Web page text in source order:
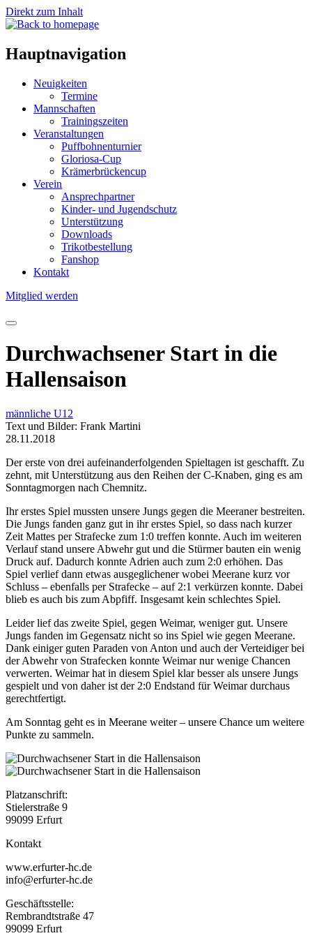
Direkt zum Inhalt
Hauptnavigation
Neuigkeiten
Termine
Mannschaften
Trainingszeiten
Veranstaltungen
Puffbohnenturnier
Gloriosa-Cup
Krämerbrückencup
Verein
Ansprechpartner
Kinder- und Jugendschutz
Unterstützung
Downloads
Trikotbestellung
Fanshop
Kontakt
Mitglied werden
Durchwachsener Start in die
Hallensaison
männliche U12
Text und Bilder: Frank Martini
28.11.2018
Der erste von drei aufeinanderfolgenden Spieltagen ist geschafft. Zu
zehnt, mit Unterstützung aus den Reihen der C-Knaben, ging es am
Sonntagmorgen nach Chemnitz.
Ihr erstes Spiel mussten unsere Jungs gegen die Meeraner bestreiten.
Die Jungs fanden ganz gut in ihr erstes Spiel, so dass nach kurzer
Zeit Mattes per Strafecke zum 1:0 treffen konnte. Auch im weiteren
Verlauf stand unsere Abwehr gut und die Stürmer bauten ein wenig
Druck auf. Dadurch konnte Adrien auch zum 2:0 erhöhen. Das
Spiel verlief dann etwas ausgeglichener wobei Meerane kurz vor
Schluss – ebenfalls per Strafecke – auf 2:1 verkürzen konnte. Dabei
blieb es auch bis zum Abpfiff. Insgesamt kein schlechtes Spiel.
Leider lief das zweite Spiel, gegen Weimar, weniger gut. Unsere
Jungs fanden im Gegensatz nicht so ins Spiel wie gegen Meerane.
Dank einiger guten Paraden von Anton und auch der Verteidiger bei
der Abwehr von Strafecken konnte Weimar nur wenige Chancen
verwerten. Weimar hat in diesem Spiel klar besser als unsere Jungs
gespielt und von daher ist der 2:0 Endstand für Weimar durchaus
gerechtfertigt.
Am Sonntag geht es in Meerane weiter – unsere Chance um weitere
Punkte zu sammeln.
Platzanschrift:
Stielerstraße 9
99099 Erfurt
Kontakt
www.erfurter-hc.de
info@erfurter-hc.de
Geschäftsstelle:
Rembrandtstraße 47
99099 Erfurt